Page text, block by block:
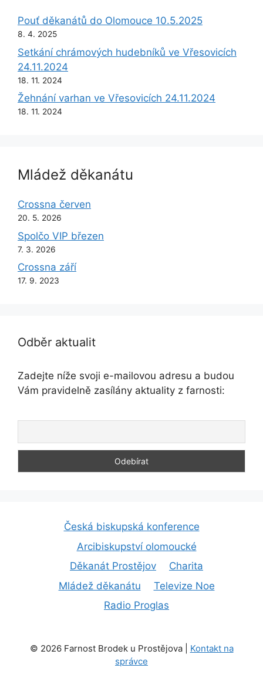
Pouť děkanátů do Olomouce 10.5.2025
8. 4. 2025
Setkání chrámových hudebníků ve Vřesovicích
24.11.2024
18. 11. 2024
Žehnání varhan ve Vřesovicích 24.11.2024
18. 11. 2024
Mládež děkanátu
Crossna červen
20. 5. 2026
Spolčo VIP březen
7. 3. 2026
Crossna září
17. 9. 2023
Odběr aktualit
Zadejte níže svoji e-mailovou adresu a budou
Vám pravidelně zasílány aktuality z farnosti:
Česká biskupská konference
Arcibiskupství olomoucké
Děkanát Prostějov
Charita
Mládež děkanátu
Televize Noe
Radio Proglas
© 2026 Farnost Brodek u Prostějova | Kontakt na
správce